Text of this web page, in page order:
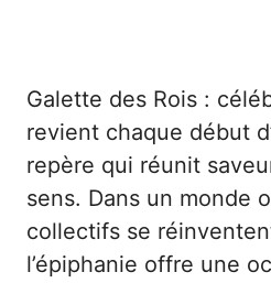
Galette des Rois :
revient chaque début
repère qui réunit
sens. Dans un monde
collectifs se
l’épiphanie offre une